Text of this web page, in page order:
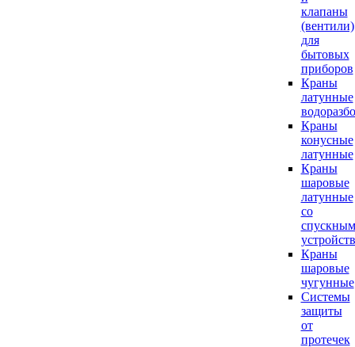
клапаны
(вентили)
для
бытовых
приборов
Краны
латунные
Краны
конусные
латунные
Краны
шаровые
латунные
со
спускным
Краны
шаровые
чугунные
Системы
защиты
от
протечек